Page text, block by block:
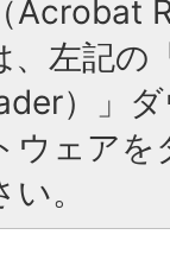
Acrobat
、左記の
）」
ウェア
。